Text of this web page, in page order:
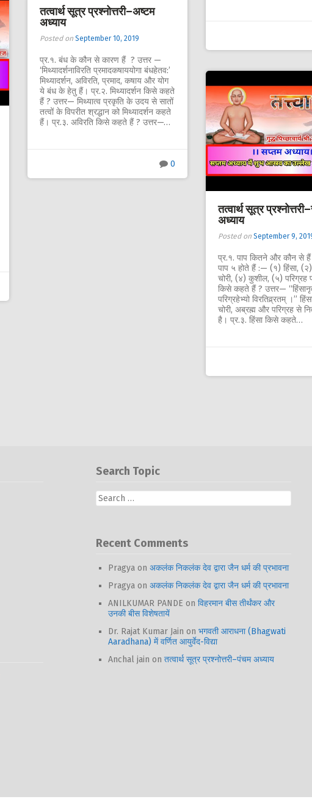
तत्वार्थ सूत्र प्रश्नोत्तरी–अष्टम
अध्याय
Posted on September 10, 2019
प्र.१. बंध के कौन से कारण हैं ? उत्तर —
‘मिथ्यादर्शनाविरति प्रमादकषाययोगा बंधहेतव:’
मिथ्यादर्शन, अविरति, प्रमाद, कषाय और योग
ये बंध के हेतु हैं। प्र.२. मिथ्यादर्शन किसे कहते
हैं ? उत्तर— मिथ्यात्व प्रकृति के उदय से सातों
तत्वों के विपरीत श्रद्धान को मिथ्यादर्शन कहते
हैं। प्र.३. अविरति किसे कहते हैं ? उत्तर—…
0
तत्वार्थ सूत्र
अध्याय
Posted on September 9,
प्र.१. पाप कितने और कौन से
पाप ५ होते हैं :— (१) हिंसा,
चोरी, (४) कुशील, (५) परिग्रह
किसे कहते हैं ? उत्तर—
परिग्रहेभ्यो विरतिव्र्रतम् ।’’
चोरी, अब्रह्म और परिग्रह से
है। प्र.३. हिंसा किसे कहते…
Search Topic
Search
for:
Recent Comments
Pragya on अकलंक निकलंक देव द्वारा जैन धर्म की प्रभावना
Pragya on अकलंक निकलंक देव द्वारा जैन धर्म की प्रभावना
ANILKUMAR PANDE on विहरमान बीस तीर्थंकर और
उनकी बीस विशेषतायें
Dr. Rajat Kumar Jain on भगवती आराधना (Bhagwati
Aaradhana) में वर्णित आयुर्वेद-विद्या
Anchal jain on तत्वार्थ सूत्र प्रश्नोत्तरी–पंचम अध्याय